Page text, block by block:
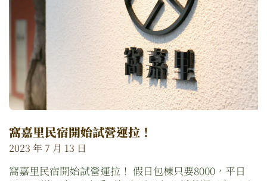
窩嘉里民宿開始試營運拉！
2023 年 7 月 13 日
窩嘉里民宿開始試營運拉！ 假日包棟只要8000，平日